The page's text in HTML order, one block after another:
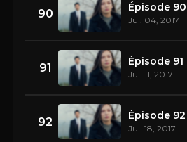
90 Épisode 90
Jul. 04, 2017
91 Épisode 91
Jul. 11, 2017
92 Épisode 92
Jul. 18, 2017